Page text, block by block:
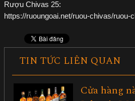
Rượu Chivas 25:
https://ruoungoai.net/ruou-chivas/ruou-
TIN TỨC LIÊN QUAN
Cửa hàng